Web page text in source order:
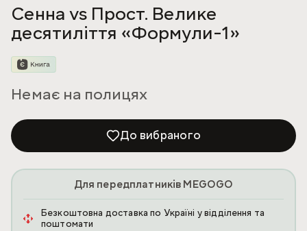
Сенна vs Прост. Велике
десятиліття «Формули-1»
Немає на полицях
До вибраного
Для передплатників MEGOGO
Безкоштовна доставка по Україні у відділення та
поштомати